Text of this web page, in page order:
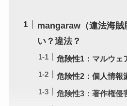
mangaraw（違法海賊
い？違法？
危険性1：マルウェ
危険性2：個人情報
危険性3：著作権侵